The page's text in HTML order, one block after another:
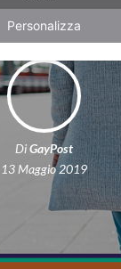
DiGayPost
13 Maggio 2019
Personalizza